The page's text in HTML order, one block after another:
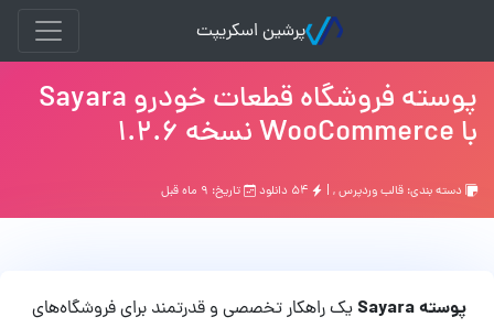
پرشین اسکریپت
پوسته فروشگاه قطعات خودرو Sayara
با WooCommerce نسخه 1.2.6
دسته بندی: قالب وردپرس, | تاریخ: ۹ ماه قبل
پوسته Sayara
یک راهکار تخصصی و قدرتمند برای فروشگاه‌های